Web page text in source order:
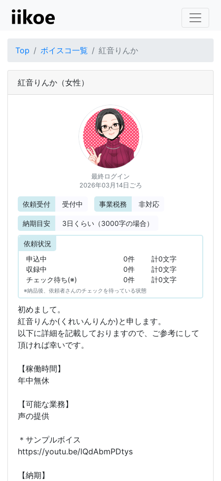
Top ボイスコ一覧 紅音りんか
紅音りんか （女性）
最終ログイン
2026年03月14日ごろ
依頼受付 受付中 事業税務 非対応
納期目安 3日くらい（3000字の場合）
依頼状況
申込中
0件
計0文字
収録中
0件
計0文字
チェック待ち(※)
0件 計0文字
※納品後、依頼者さんのチェックを待っている状態
初めまして。
紅音りんか(くれいんりんか)と申します。
以下に詳細を記載しておりますので、ご参考にして
頂ければ幸いです。
【稼働時間】
年中無休
【可能な業務】
声の提供
＊サンプルボイス
https://youtu.be/lQdAbmPDtys
【納期】